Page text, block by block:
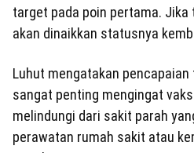
target pada poin pertama. Jika
akan dinaikkan statusnya
Luhut mengatakan
sangat penting mengingat
melindungi dari sakit parah
perawatan rumah sakit atau